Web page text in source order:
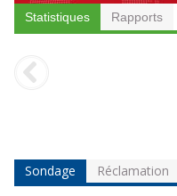
Statistiques Rapports
Sondage Réclamation